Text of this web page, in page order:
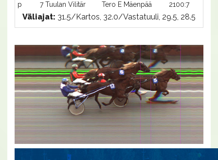
p
7 Tuulan Vilitär Tero E Mäenpää 2100:7
Väliajat: 31.5/Kartos, 32.0/Vastatuuli, 29.5, 28.5